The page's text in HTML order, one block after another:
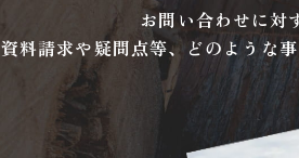
お問い合わせに対
資料請求や疑問点等、どのような